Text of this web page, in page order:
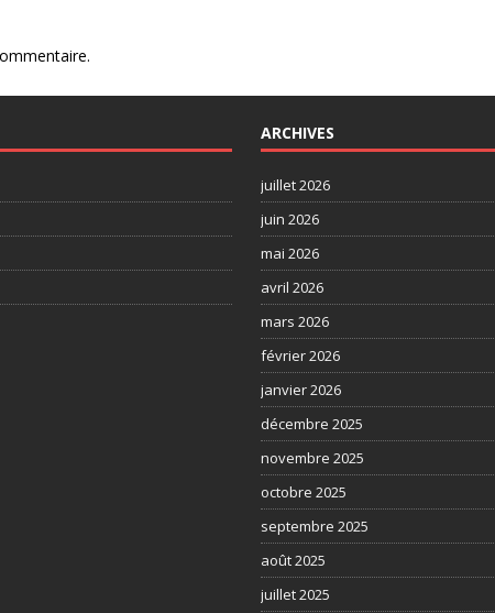
ARCHIVES
juillet 2026
juin 2026
mai 2026
avril 2026
mars 2026
février 2026
janvier 2026
décembre 2025
novembre 2025
octobre 2025
septembre 2025
août 2025
juillet 2025